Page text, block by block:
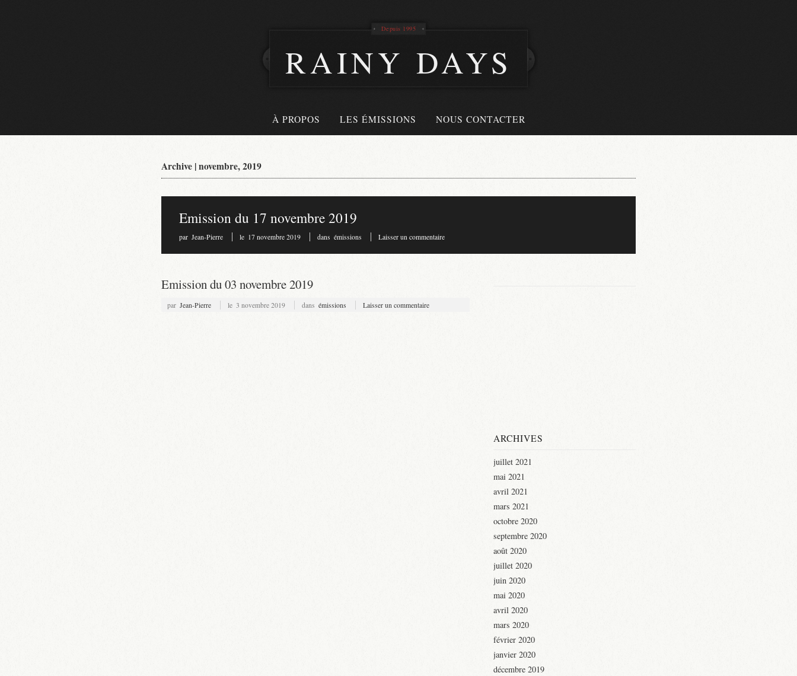
Depuis 1995
RAINY DAYS
À PROPOS LES ÉMISSIONS NOUS CONTACTER
Archive | novembre, 2019
Emission du 17 novembre 2019
par Jean-Pierre le 17 novembre 2019 dans émissions Laisser un commentaire
Emission du 03 novembre 2019
par Jean-Pierre le 3 novembre 2019 dans émissions Laisser un commentaire
ARCHIVES
juillet 2021
mai 2021
avril 2021
mars 2021
octobre 2020
septembre 2020
août 2020
juillet 2020
juin 2020
mai 2020
avril 2020
mars 2020
février 2020
janvier 2020
décembre 2019